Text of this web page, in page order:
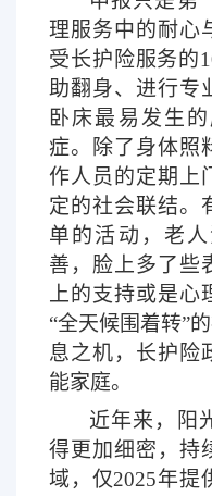
理服务中的耐心
受长护险服务的
助翻身、进行专
卧床最易发生
症。除了身体照
作人员的定期上
定的社会联结。
单的活动，老
善，脸上多了些
上的支持或是
“全天候围着转”
息之机，长护险
能家庭。
近年来，阳
得更加细密，持
域，仅2025年提